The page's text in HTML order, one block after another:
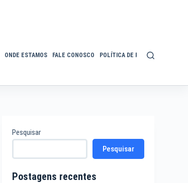
ONDE ESTAMOS FALE CONOSCO POLÍTICA DE PRIVACIDADE
Pesquisar
Pesquisar
Postagens recentes